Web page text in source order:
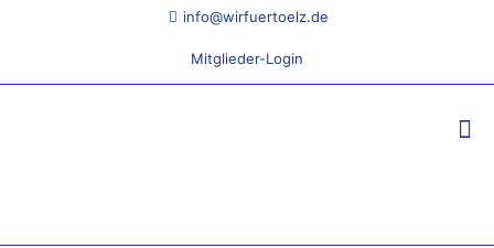
info@wirfuertoelz.de
Mitglieder-Login